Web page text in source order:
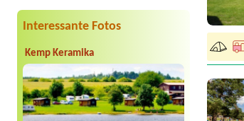
Interessante Fotos
Kemp Keramika